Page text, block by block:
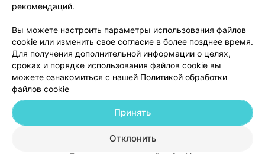
Медицинский маркетинг
Публичный договор
Пользовательское соглашение
Способы оплаты
Вакансии
Партнеры
Написать в поддержку
Персональные настройки cookie
Обработка персональных данных
рекомендаций.
Вы можете настроить параметры использования файлов
cookie или изменить свое согласие в более позднее время.
Для получения дополнительной информации о целях,
сроках и порядке использования файлов cookie вы
можете ознакомиться с нашей Политикой обработки
файлов cookie
Отклонить
Принять